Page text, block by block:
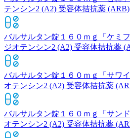
テンシン2 (A2) 受容体拮抗薬 (ARB)
バルサルタン錠１６０ｍｇ「ケミフ
ジオテンシン2 (A2) 受容体拮抗薬
バルサルタン錠１６０ｍｇ「サワイ
オテンシン2 (A2) 受容体拮抗薬
バルサルタン錠１６０ｍｇ「サンド
オテンシン2 (A2) 受容体拮抗薬